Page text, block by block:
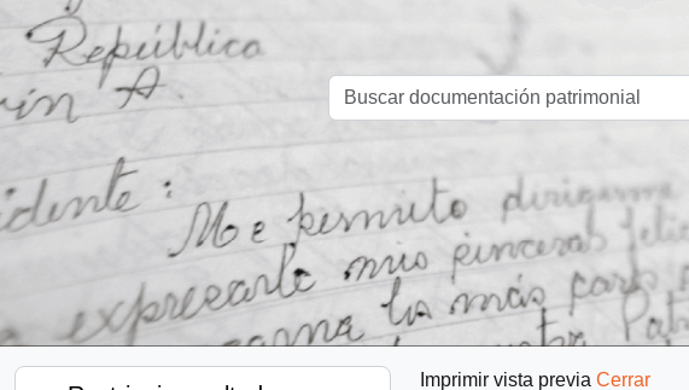
Imprimir vista previa Cerrar